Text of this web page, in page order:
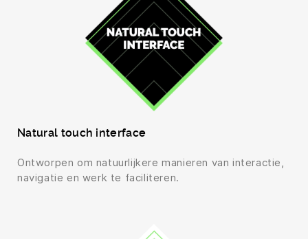
Natural touch interface
Ontworpen om natuurlijkere manieren van interactie,
navigatie en werk te faciliteren.